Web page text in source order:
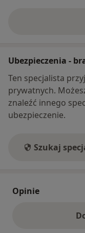
Ubezpieczenia -
Ten specjalista
prywatnych.
znaleźć innego
ubezpieczenie.
Szukaj
Opinie